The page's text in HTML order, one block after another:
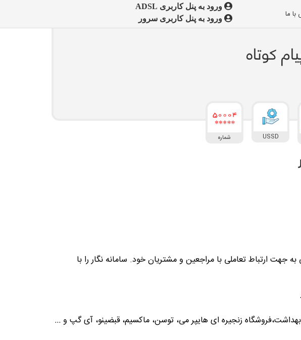
ما
ورود به پنل کاربری ADSL
ورود به پنل کاربری سرور
کوتاه
USSD شماره
ارتباط تعاملی با مراجعین و مشتریان خود. سامانه نگار را با
زنجیره ای هایپر می، توسن، ماکسیم، قبضینو، آی گپ و …